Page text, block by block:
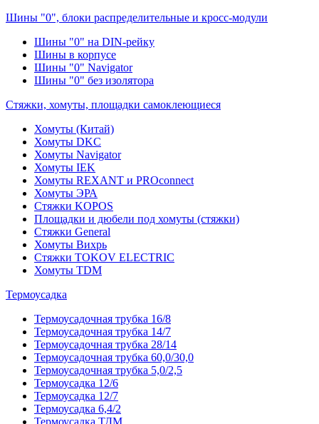
Шины "0", блоки распределительные и кросс-модули
Шины "0" на DIN-рейку
Шины в корпусе
Шины "0" Navigator
Шины "0" без изолятора
Стяжки, хомуты, площадки самоклеющиеся
Хомуты (Китай)
Хомуты DKC
Хомуты Navigator
Хомуты IEK
Хомуты REXANT и PROconnect
Хомуты ЭРА
Стяжки KOPOS
Площадки и дюбели под хомуты (стяжки)
Стяжки General
Хомуты Вихрь
Стяжки TOKOV ELECTRIC
Хомуты TDM
Термоусадка
Термоусадочная трубка 16/8
Термоусадочная трубка 14/7
Термоусадочная трубка 28/14
Термоусадочная трубка 60,0/30,0
Термоусадочная трубка 5,0/2,5
Термоусадка 12/6
Термоусадка 12/7
Термоусадка 6,4/2
Термоусадка ТДМ